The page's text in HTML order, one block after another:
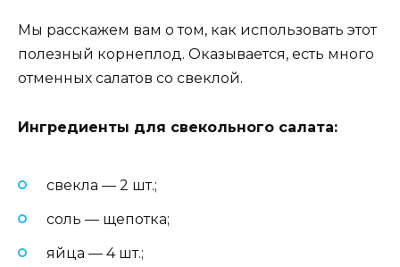
Мы расскажем вам о том, как использовать этот
полезный корнеплод. Оказывается, есть много
отменных салатов со свеклой.
Ингредиенты для свекольного салата:
свекла — 2 шт.;
соль — щепотка;
яйца — 4 шт.;